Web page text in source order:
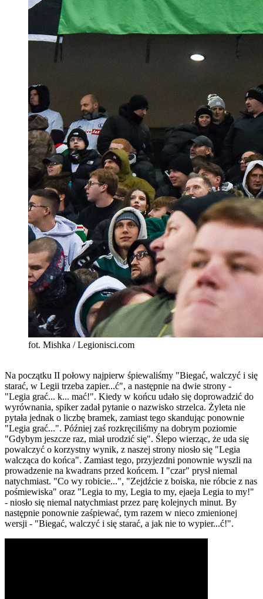
fot. Mishka / Legionisci.com
Na początku II połowy najpierw śpiewaliśmy "Biegać, walczyć i się
starać, w Legii trzeba zapier...ć", a następnie na dwie strony -
"Legia grać... k... mać!". Kiedy w końcu udało się doprowadzić do
wyrównania, spiker zadał pytanie o nazwisko strzelca. Żyleta nie
pytała jednak o liczbę bramek, zamiast tego skandując ponownie
"Legia grać...". Później zaś rozkręciliśmy na dobrym poziomie
"Gdybym jeszcze raz, miał urodzić się". Ślepo wierząc, że uda się
powalczyć o korzystny wynik, z naszej strony niosło się "Legia
walcząca do końca". Zamiast tego, przyjezdni ponownie wyszli na
prowadzenie na kwadrans przed końcem. I "czar" prysł niemal
natychmiast. "Co wy robicie...", "Zejdźcie z boiska, nie róbcie z nas
pośmiewiska" oraz "Legia to my, Legia to my, ejaeja Legia to my!"
- niosło się niemal natychmiast przez parę kolejnych minut. By
następnie ponownie zaśpiewać, tym razem w nieco zmienionej
wersji - "Biegać, walczyć i się starać, a jak nie to wypier...ć!".